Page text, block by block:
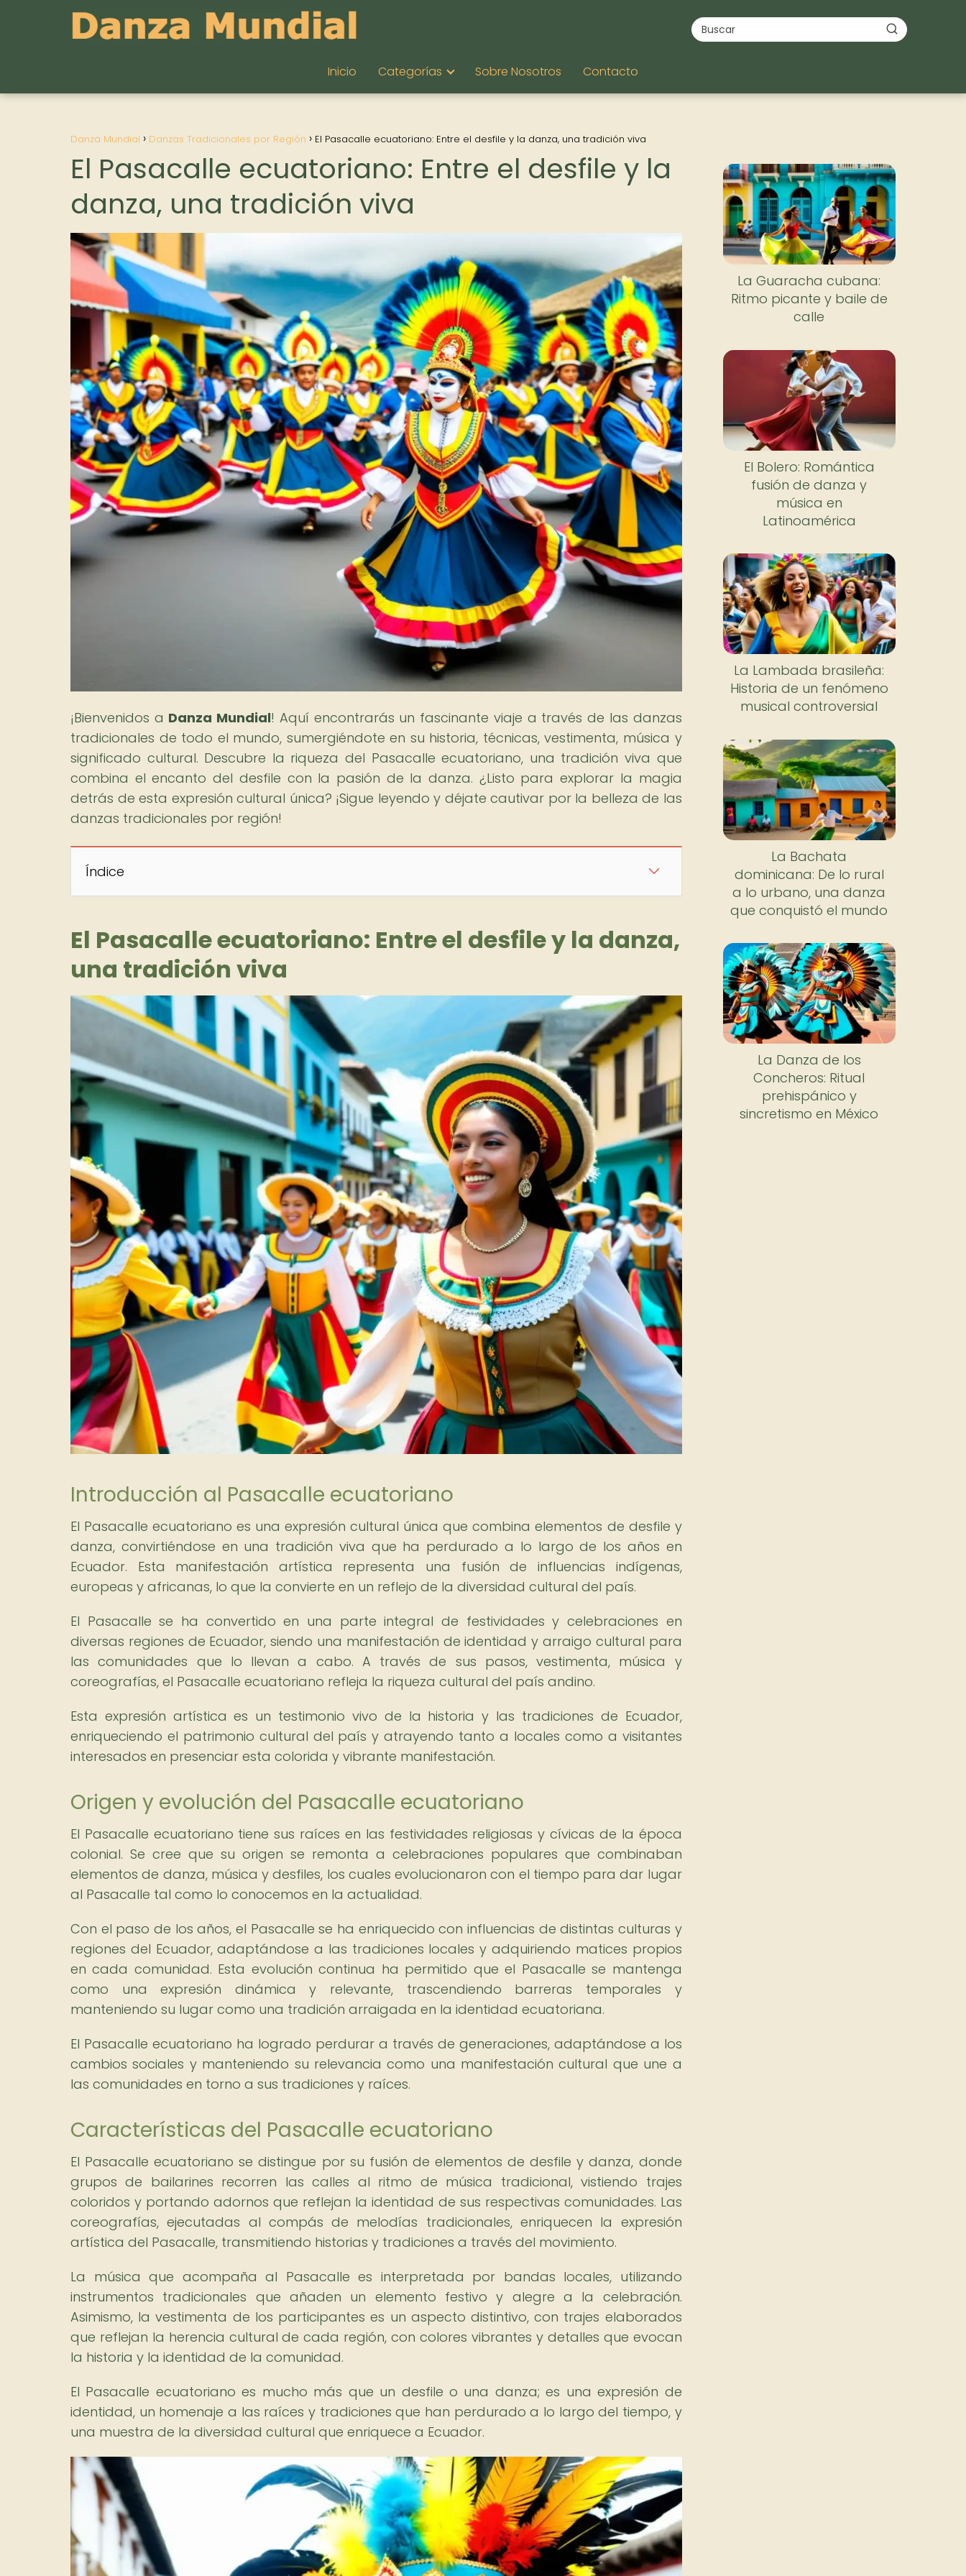
Inicio Categorías Sobre Nosotros Contacto
Danza Mundial Danzas Tradicionales por Región El Pasacalle ecuatoriano: Entre el desfile y la danza, una tradición viva
El Pasacalle ecuatoriano: Entre el desfile y la
danza, una tradición viva
¡Bienvenidos a Danza Mundial! Aquí encontrarás un fascinante viaje a través de las danzas
tradicionales de todo el mundo, sumergiéndote en su historia, técnicas, vestimenta, música y
significado cultural. Descubre la riqueza del Pasacalle ecuatoriano, una tradición viva que
combina el encanto del desfile con la pasión de la danza. ¿Listo para explorar la magia
detrás de esta expresión cultural única? ¡Sigue leyendo y déjate cautivar por la belleza de las
danzas tradicionales por región!
Índice
El Pasacalle ecuatoriano: Entre el desfile y la danza,
una tradición viva
Introducción al Pasacalle ecuatoriano
El Pasacalle ecuatoriano es una expresión cultural única que combina elementos de desfile y
danza, convirtiéndose en una tradición viva que ha perdurado a lo largo de los años en
Ecuador. Esta manifestación artística representa una fusión de influencias indígenas,
europeas y africanas, lo que la convierte en un reflejo de la diversidad cultural del país.
El Pasacalle se ha convertido en una parte integral de festividades y celebraciones en
diversas regiones de Ecuador, siendo una manifestación de identidad y arraigo cultural para
las comunidades que lo llevan a cabo. A través de sus pasos, vestimenta, música y
coreografías, el Pasacalle ecuatoriano refleja la riqueza cultural del país andino.
Esta expresión artística es un testimonio vivo de la historia y las tradiciones de Ecuador,
enriqueciendo el patrimonio cultural del país y atrayendo tanto a locales como a visitantes
interesados en presenciar esta colorida y vibrante manifestación.
Origen y evolución del Pasacalle ecuatoriano
El Pasacalle ecuatoriano tiene sus raíces en las festividades religiosas y cívicas de la época
colonial. Se cree que su origen se remonta a celebraciones populares que combinaban
elementos de danza, música y desfiles, los cuales evolucionaron con el tiempo para dar lugar
al Pasacalle tal como lo conocemos en la actualidad.
Con el paso de los años, el Pasacalle se ha enriquecido con influencias de distintas culturas y
regiones del Ecuador, adaptándose a las tradiciones locales y adquiriendo matices propios
en cada comunidad. Esta evolución continua ha permitido que el Pasacalle se mantenga
como una expresión dinámica y relevante, trascendiendo barreras temporales y
manteniendo su lugar como una tradición arraigada en la identidad ecuatoriana.
El Pasacalle ecuatoriano ha logrado perdurar a través de generaciones, adaptándose a los
cambios sociales y manteniendo su relevancia como una manifestación cultural que une a
las comunidades en torno a sus tradiciones y raíces.
Características del Pasacalle ecuatoriano
El Pasacalle ecuatoriano se distingue por su fusión de elementos de desfile y danza, donde
grupos de bailarines recorren las calles al ritmo de música tradicional, vistiendo trajes
coloridos y portando adornos que reflejan la identidad de sus respectivas comunidades. Las
coreografías, ejecutadas al compás de melodías tradicionales, enriquecen la expresión
artística del Pasacalle, transmitiendo historias y tradiciones a través del movimiento.
La música que acompaña al Pasacalle es interpretada por bandas locales, utilizando
instrumentos tradicionales que añaden un elemento festivo y alegre a la celebración.
Asimismo, la vestimenta de los participantes es un aspecto distintivo, con trajes elaborados
que reflejan la herencia cultural de cada región, con colores vibrantes y detalles que evocan
la historia y la identidad de la comunidad.
El Pasacalle ecuatoriano es mucho más que un desfile o una danza; es una expresión de
identidad, un homenaje a las raíces y tradiciones que han perdurado a lo largo del tiempo, y
una muestra de la diversidad cultural que enriquece a Ecuador.
La Guaracha cubana:
Ritmo picante y baile de
calle
El Bolero: Romántica
fusión de danza y
música en
Latinoamérica
La Lambada brasileña:
Historia de un fenómeno
musical controversial
La Bachata
dominicana: De lo rural
a lo urbano, una danza
que conquistó el mundo
La Danza de los
Concheros: Ritual
prehispánico y
sincretismo en México